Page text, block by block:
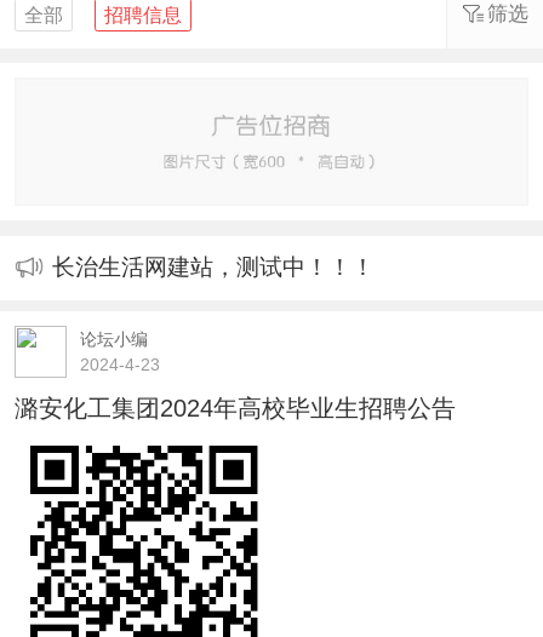
全部 招聘信息 筛选
长治生活网建站，测试中！！！
论坛小编
2024-4-23
潞安化工集团2024年高校毕业生招聘公告